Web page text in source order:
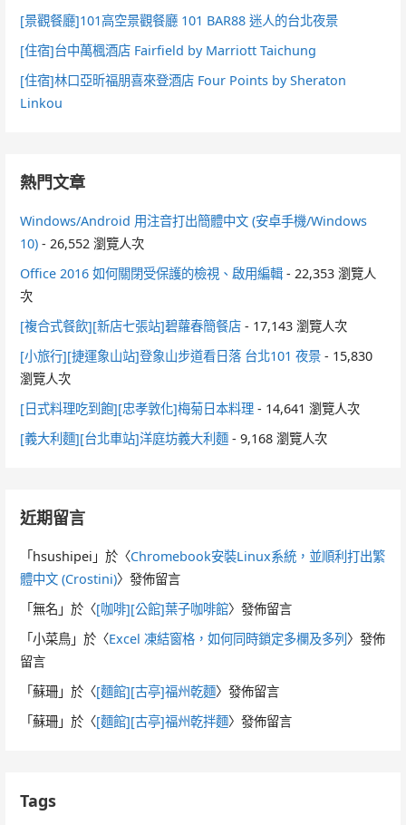
[景觀餐廳]101高空景觀餐廳 101 BAR88 迷人的台北夜景
[住宿]台中萬楓酒店 Fairfield by Marriott Taichung
[住宿]林口亞昕福朋喜來登酒店 Four Points by Sheraton
Linkou
熱門文章
Windows/Android 用注音打出簡體中文 (安卓手機/Windows
10) - 26,552 瀏覽人次
Office 2016 如何關閉受保護的檢視、啟用編輯 - 22,353 瀏覽人
次
[複合式餐飲][新店七張站]碧蘿春簡餐店 - 17,143 瀏覽人次
[小旅行][捷運象山站]登象山步道看日落 台北101 夜景 - 15,830
瀏覽人次
[日式料理吃到飽][忠孝敦化]梅菊日本料理 - 14,641 瀏覽人次
[義大利麵][台北車站]洋庭坊義大利麵 - 9,168 瀏覽人次
近期留言
「hsushipei 」於〈Chromebook安裝Linux系統，並順利打出繁
體中文 (Crostini)〉發佈留言
「無名 」於〈[咖啡][公館]葉子咖啡館〉發佈留言
「小菜鳥 」於〈Excel 凍結窗格，如何同時鎖定多欄及多列〉發佈
留言
「蘇珊 」於〈[麵館][古亭]福州乾麵〉發佈留言
「蘇珊 」於〈[麵館][古亭]福州乾拌麵〉發佈留言
Tags